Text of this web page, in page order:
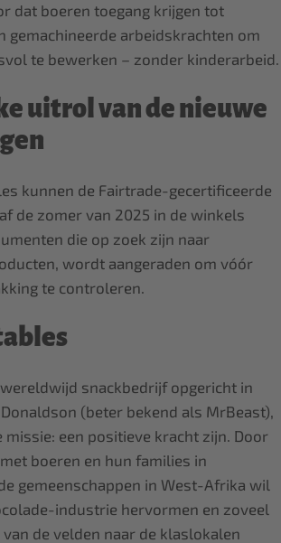
dat boeren toegang krijgen tot
gemachineerde arbeidskrachten om
te bewerken – zonder kinderarbeid.
uitrol van de nieuwe
kunnen de Fairtrade-gecertificeerde
de zomer van 2025 in de winkels
die op zoek zijn naar
wordt aangeraden om vóór
te controleren.
snackbedrijf opgericht in
(beter bekend als MrBeast),
missie: een positieve kracht zijn. Door
boeren en hun families in
gemeenschappen in West-Afrika wil
industrie hervormen en zoveel
de velden naar de klaslokalen